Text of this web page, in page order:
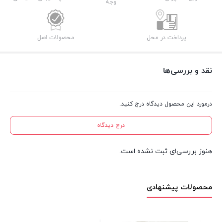
وجه
پرداخت در محل محصولات اصل
نقد و بررسی‌ها
درمورد این محصول دیدگاه درج کنید.
درج دیدگاه
هنوز بررسی‌ای ثبت نشده است.
محصولات پیشنهادی